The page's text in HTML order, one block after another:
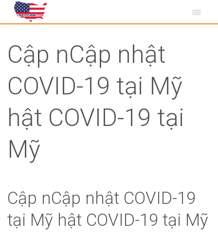
Cập nCập nhật
COVID-19 tại Mỹ
hật COVID-19 tại
Mỹ
Cập nCập nhật COVID-19
tại Mỹ hật COVID-19 tại Mỹ